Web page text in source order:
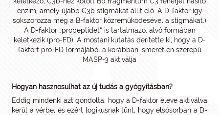
enzim, amely újabb C3b stigmákat állít elő. A D-faktor így
sokszorozza meg a B-faktor közreműködésével a stigmákat.)
A D-faktor „propeptidet” is tartalmazó, alvó formában
keletkezik (pro-FD). A mostani kutatás derítette ki, hogy a D-
faktort pro-FD formájából a korábban ismeretlen szerepű
MASP-3 aktiválja
Hogyan hasznosulhat az új tudás a gyógyításban?
Eddig mindenki azt gondolta, hogy a D-faktor eleve aktiválva
kerül a vérbe, és ezért logikusnak tűnt, hogy elsősorban a D-